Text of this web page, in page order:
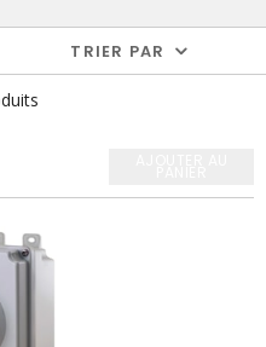
TRIER PAR